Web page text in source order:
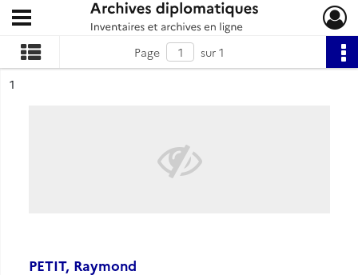
Archives diplomatiques
Ouvrir le menu déroulant
Page
sur 1
n°
1
PETIT, Raymond